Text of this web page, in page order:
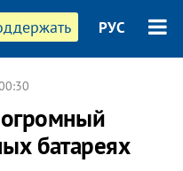
РУС
батареях